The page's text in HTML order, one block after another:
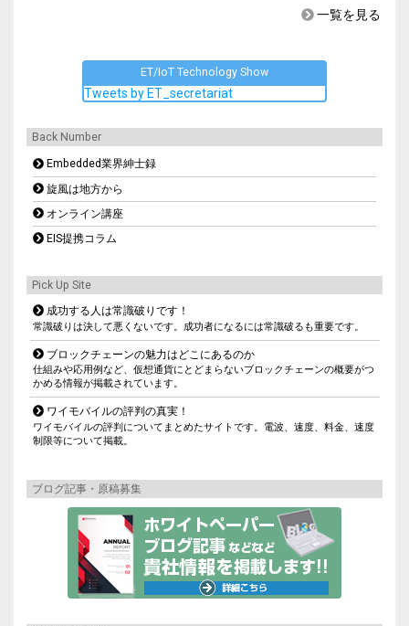
一覧を見る
ET/IoT Technology Show
Tweets by ET_secretariat
Back Number
Embedded業界紳士録
旋風は地方から
オンライン講座
EIS提携コラム
Pick Up Site
成功する人は常識破りです！
常識破りは決して悪くないです。成功者になるには常識破るも重要です。
ブロックチェーンの魅力はどこにあるのか
仕組みや応用例など、仮想通貨にとどまらないブロックチェーンの概要がつ
かめる情報が掲載されています。
ワイモバイルの評判の真実！
ワイモバイルの評判についてまとめたサイトです。電波、速度、料金、速度
制限等について掲載。
ブログ記事・原稿募集